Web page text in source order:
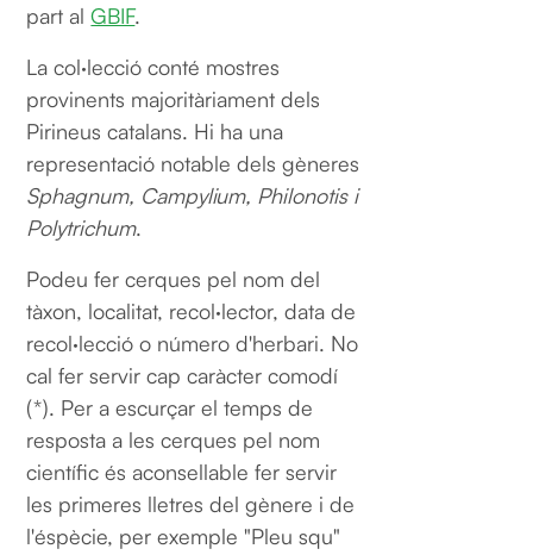
part alGBIF.
La col·lecció conté mostres
provinents majoritàriament dels
Pirineus catalans. Hi ha una
representació notable dels gèneres
Sphagnum, Campylium, Philonotis i
Polytrichum.
Podeu fer cerques pel nom del
tàxon, localitat, recol·lector, data de
recol·lecció o número d'herbari. No
cal fer servir cap caràcter comodí
(*). Per a escurçar el temps de
resposta a les cerques pel nom
científic és aconsellable fer servir
les primeres lletres del gènere i de
l'éspècie, per exemple "Pleu squ"